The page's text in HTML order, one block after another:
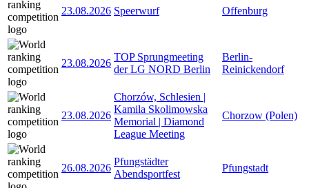
23.08.2026 Speerwurf Offenburg
23.08.2026
TOP Sprungmeeting
der LG NORD Berlin
Berlin-
Reinickendorf
23.08.2026
Chorzów, Schlesien |
Kamila Skolimowska
Memorial | Diamond
League Meeting
Chorzow (Polen)
26.08.2026
Pfungstädter
Abendsportfest
Pfungstadt